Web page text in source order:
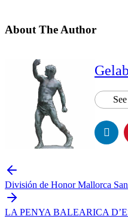
About The Author
División de Honor Mallorca
LA PENYA BALEARICA